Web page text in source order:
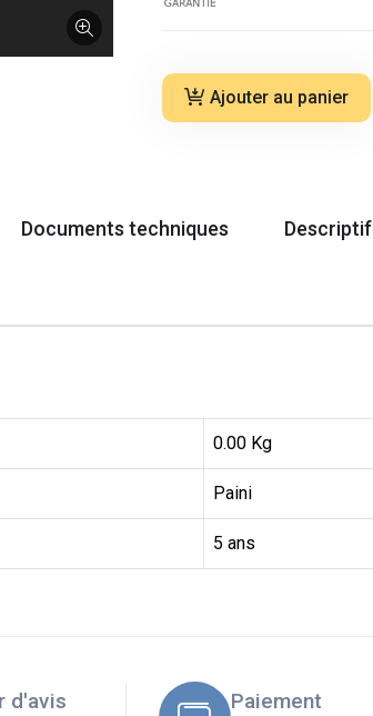
Ajouter au panier
Documents techniques Descriptif
0.00 Kg
Paini
5 ans
d'avis Paiement